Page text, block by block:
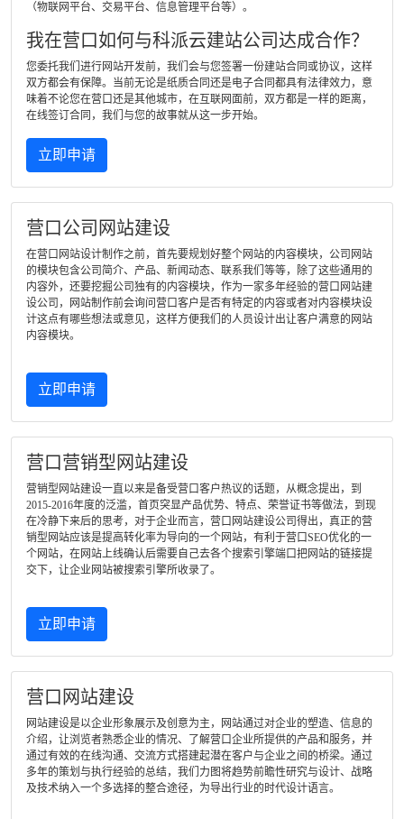
（物联网平台、交易平台、信息管理平台等）。
我在营口如何与科派云建站公司达成合作？
您委托我们进行网站开发前，我们会与您签署一份建站合同或协议，这样
双方都会有保障。当前无论是纸质合同还是电子合同都具有法律效力，意
味着不论您在营口还是其他城市，在互联网面前，双方都是一样的距离，
在线签订合同，我们与您的故事就从这一步开始。
立即申请
营口公司网站建设
在营口网站设计制作之前，首先要规划好整个网站的内容模块，公司网站
的模块包含公司简介、产品、新闻动态、联系我们等等，除了这些通用的
内容外，还要挖掘公司独有的内容模块，作为一家多年经验的营口网站建
设公司，网站制作前会询问营口客户是否有特定的内容或者对内容模块设
计这点有哪些想法或意见，这样方便我们的人员设计出让客户满意的网站
内容模块。
立即申请
营口营销型网站建设
营销型网站建设一直以来是备受营口客户热议的话题，从概念提出，到
2015-2016年度的泛滥，首页突显产品优势、特点、荣誉证书等做法，到现
在冷静下来后的思考，对于企业而言，营口网站建设公司得出，真正的营
销型网站应该是提高转化率为导向的一个网站，有利于营口SEO优化的一
个网站，在网站上线确认后需要自己去各个搜索引擎端口把网站的链接提
交下，让企业网站被搜索引擎所收录了。
立即申请
营口网站建设
网站建设是以企业形象展示及创意为主，网站通过对企业的塑造、信息的
介绍，让浏览者熟悉企业的情况、了解营口企业所提供的产品和服务，并
通过有效的在线沟通、交流方式搭建起潜在客户与企业之间的桥梁。通过
多年的策划与执行经验的总结，我们力图将趋势前瞻性研究与设计、战略
及技术纳入一个多选择的整合途径，为导出行业的时代设计语言。